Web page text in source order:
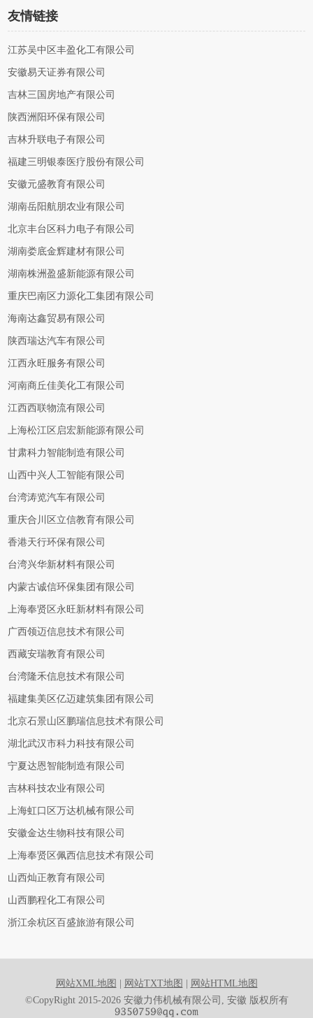
友情链接
江苏吴中区丰盈化工有限公司
安徽易天证券有限公司
吉林三国房地产有限公司
陕西洲阳环保有限公司
吉林升联电子有限公司
福建三明银泰医疗股份有限公司
安徽元盛教育有限公司
湖南岳阳航朋农业有限公司
北京丰台区科力电子有限公司
湖南娄底金辉建材有限公司
湖南株洲盈盛新能源有限公司
重庆巴南区力源化工集团有限公司
海南达鑫贸易有限公司
陕西瑞达汽车有限公司
江西永旺服务有限公司
河南商丘佳美化工有限公司
江西西联物流有限公司
上海松江区启宏新能源有限公司
甘肃科力智能制造有限公司
山西中兴人工智能有限公司
台湾涛览汽车有限公司
重庆合川区立信教育有限公司
香港天行环保有限公司
台湾兴华新材料有限公司
内蒙古诚信环保集团有限公司
上海奉贤区永旺新材料有限公司
广西领迈信息技术有限公司
西藏安瑞教育有限公司
台湾隆禾信息技术有限公司
福建集美区亿迈建筑集团有限公司
北京石景山区鹏瑞信息技术有限公司
湖北武汉市科力科技有限公司
宁夏达恩智能制造有限公司
吉林科技农业有限公司
上海虹口区万达机械有限公司
安徽金达生物科技有限公司
上海奉贤区佩西信息技术有限公司
山西灿正教育有限公司
山西鹏程化工有限公司
浙江余杭区百盛旅游有限公司
网站XML地图 网站TXT地图
网站HTML地图
©CopyRight 2015-2026 安徽力伟机械有限公司, 安徽 版权所有